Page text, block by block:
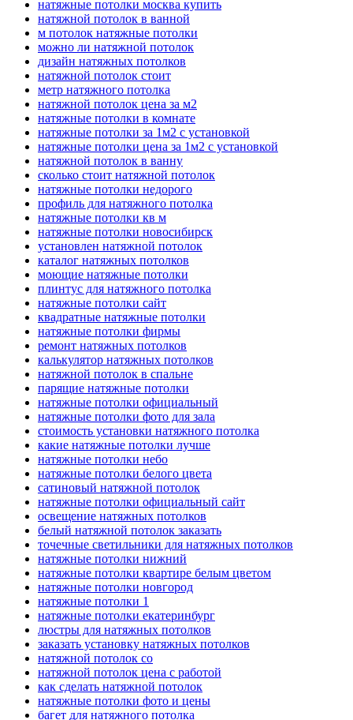
натяжные потолки москва купить
натяжной потолок в ванной
м потолок натяжные потолки
можно ли натяжной потолок
дизайн натяжных потолков
натяжной потолок стоит
метр натяжного потолка
натяжной потолок цена за м2
натяжные потолки в комнате
натяжные потолки за 1м2 с установкой
натяжные потолки цена за 1м2 с установкой
натяжной потолок в ванну
сколько стоит натяжной потолок
натяжные потолки недорого
профиль для натяжного потолка
натяжные потолки кв м
натяжные потолки новосибирск
установлен натяжной потолок
каталог натяжных потолков
моющие натяжные потолки
плинтус для натяжного потолка
натяжные потолки сайт
квадратные натяжные потолки
натяжные потолки фирмы
ремонт натяжных потолков
калькулятор натяжных потолков
натяжной потолок в спальне
парящие натяжные потолки
натяжные потолки официальный
натяжные потолки фото для зала
стоимость установки натяжного потолка
какие натяжные потолки лучше
натяжные потолки небо
натяжные потолки белого цвета
сатиновый натяжной потолок
натяжные потолки официальный сайт
освещение натяжных потолков
белый натяжной потолок заказать
точечные светильники для натяжных потолков
натяжные потолки нижний
натяжные потолки квартире белым цветом
натяжные потолки новгород
натяжные потолки 1
натяжные потолки екатеринбург
люстры для натяжных потолков
заказать установку натяжных потолков
натяжной потолок со
натяжной потолок цена с работой
как сделать натяжной потолок
натяжные потолки фото и цены
багет для натяжного потолка